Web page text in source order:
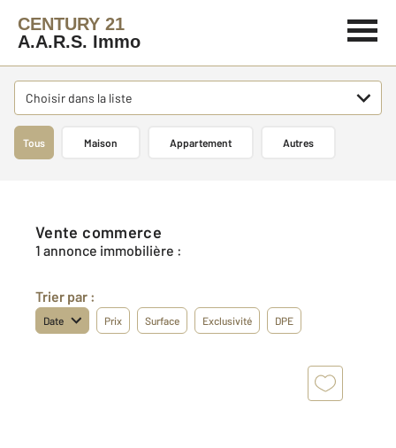
CENTURY 21
A.A.R.S. Immo
Choisir dans la liste
Tous Maison Appartement Autres
Vente commerce
1 annonce immobilière :
Trier par :
Date Prix Surface Exclusivité DPE